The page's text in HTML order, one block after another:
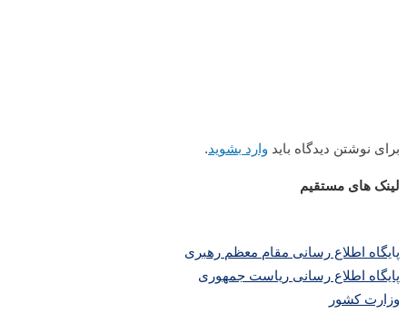
برای نوشتن دیدگاه باید وارد بشوید.
لینک های مستقیم
پایگاه اطلاع رسانی مقام معظم رهبری
پایگاه اطلاع رسانی ریاست جمهوری
وزارت کشور